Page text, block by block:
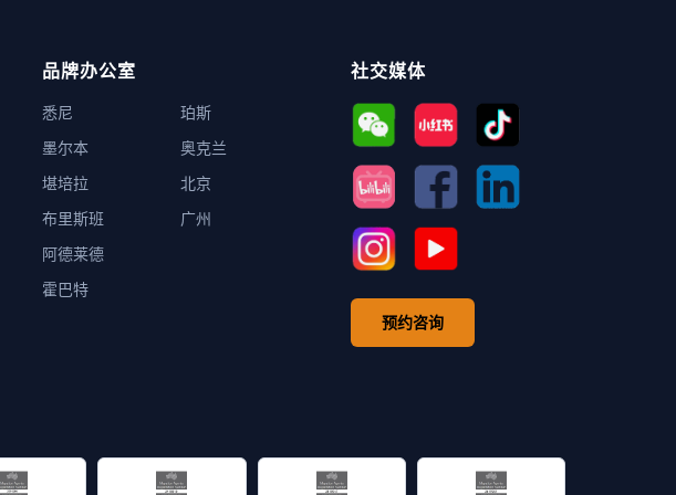
品牌办公室
悉尼
墨尔本
堪培拉
布里斯班
阿德莱德
霍巴特
珀斯
奥克兰
北京
广州
社交媒体
预约咨询